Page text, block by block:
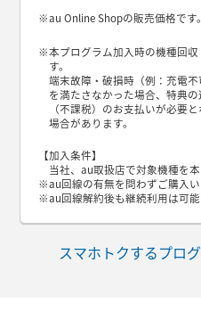
※au Online Shopの販売価格です。
※本プログラム加入時の機種回
す。
端末故障・破損時（例：充電
を満たさなかった場合、特典
（不課税）のお支払いが必要
場合があります。
【加入条件】
当社、au取扱店で対象機種を
※au回線の有無を問わずご購入い
※au回線解約後も継続利用は可能
スマホトクするプロ